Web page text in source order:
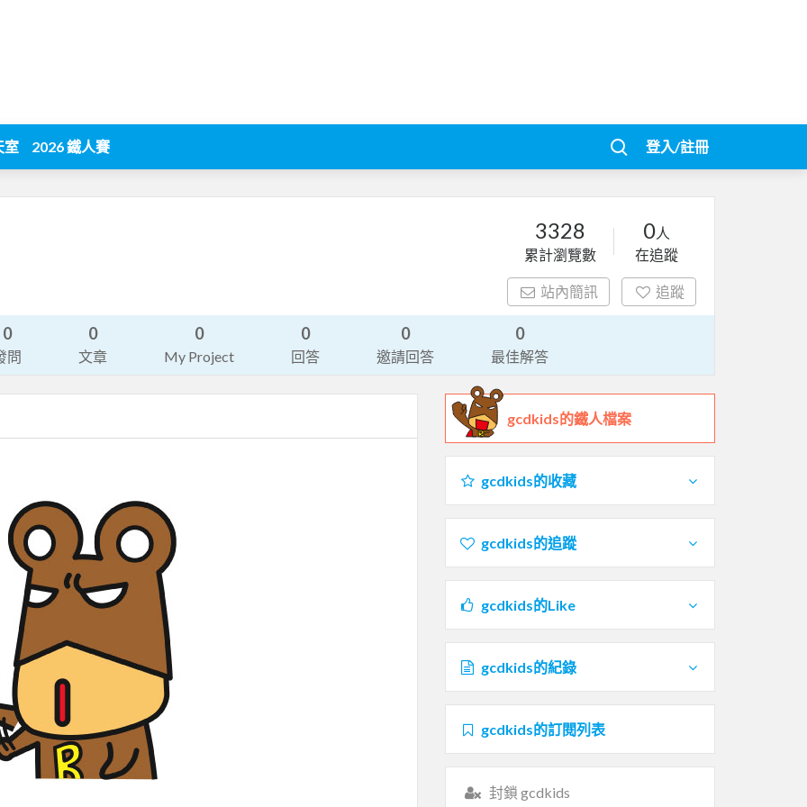
室 2026 鐵人賽 登入/註冊
3328
累計瀏覽數
0人
在追蹤
站內簡訊 追蹤
0
問
0
文章
0
My Project
0
回答
0
邀請回答
0
最佳解答
gcdkids的鐵人檔案
gcdkids的收藏
gcdkids的追蹤
gcdkids的Like
gcdkids的紀錄
gcdkids的訂閱列表
封鎖 gcdkids